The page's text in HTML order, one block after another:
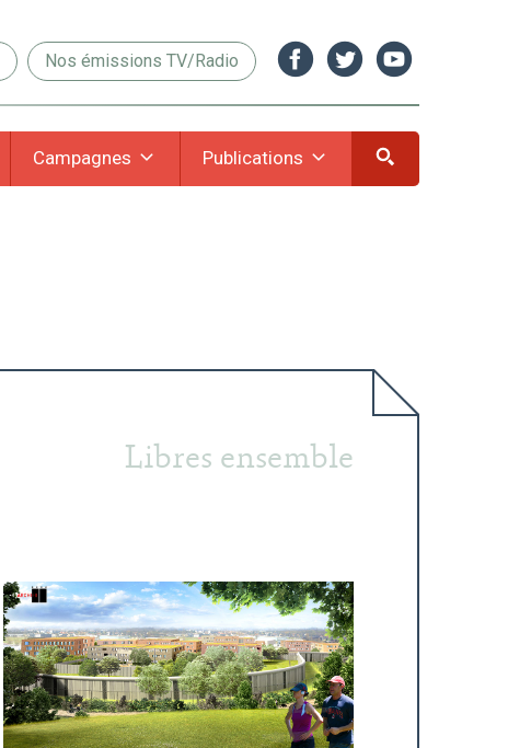
Nos émissions TV/Radio
Campagnes Publications
Libres ensemble